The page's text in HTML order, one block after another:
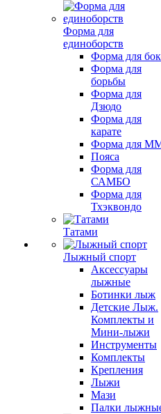
Форма для
единоборств
Форма для
Форма для
борьбы
Форма для
Дзюдо
Форма для
карате
Форма для
Пояса
Форма для
САМБО
Форма для
Тхэквондо
Татами
Лыжный спорт
Аксессуары
лыжные
Ботинки лыж
Детские Лыж.
Комплекты и
Мини-лыжи
Инструменты
Комплекты
Крепления
Лыжи
Мази
Палки